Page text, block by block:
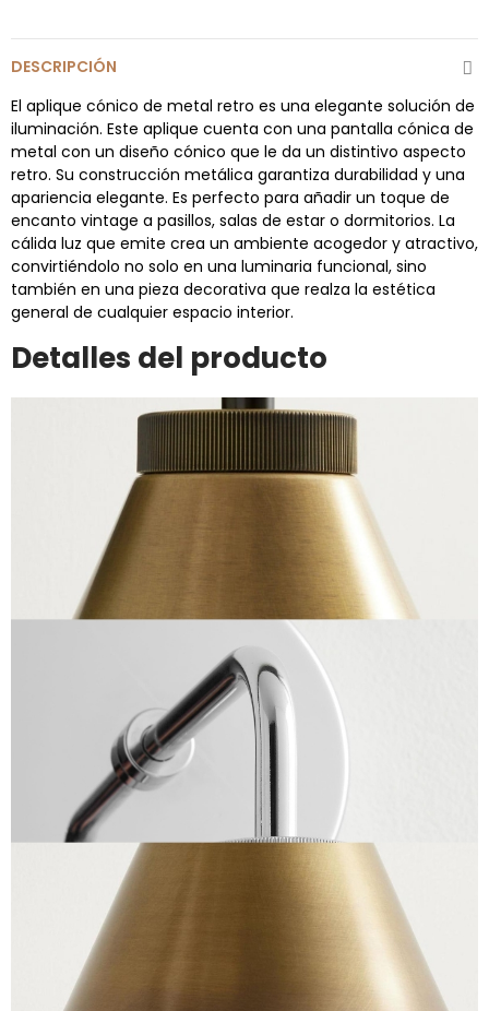
DESCRIPCIÓN
El aplique cónico de metal retro es una elegante solución de
iluminación. Este aplique cuenta con una pantalla cónica de
metal con un diseño cónico que le da un distintivo aspecto
retro. Su construcción metálica garantiza durabilidad y una
apariencia elegante. Es perfecto para añadir un toque de
encanto vintage a pasillos, salas de estar o dormitorios. La
cálida luz que emite crea un ambiente acogedor y atractivo,
convirtiéndolo no solo en una luminaria funcional, sino
también en una pieza decorativa que realza la estética
general de cualquier espacio interior.
Detalles del producto